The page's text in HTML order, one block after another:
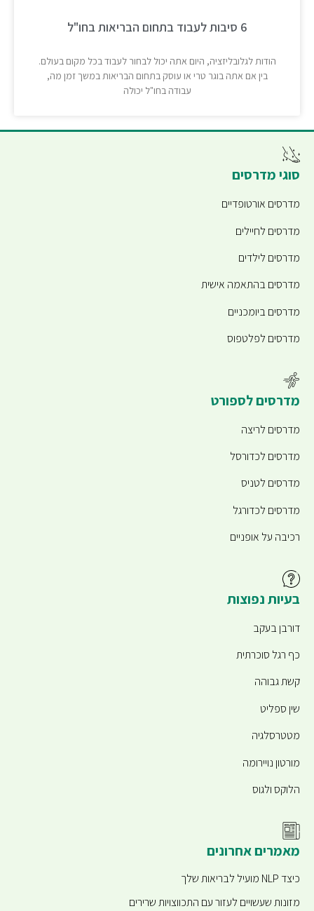
6 סיבות לעבוד בתחום הבריאות בחו"ל
הודות לגלובליזציה, היום אתה יכול לבחור לעבוד בכל מקום בעולם.
בין אם אתה בוגר טרי או עוסק בתחום הבריאות במשך זמן מה,
עבודה בחו"ל יכולה
סוגי מדרסים
מדרסים אורטופדיים
מדרסים לחיילים
מדרסים לילדים
מדרסים בהתאמה אישית
מדרסים ביומכניים
מדרסים לפלטפוס
מדרסים לספורט
מדרסים לריצה
מדרסים לכדורסל
מדרסים לטניס
מדרסים לכדורגל
רכיבה על אופניים
בעיות נפוצות
דורבן בעקב
כף רגל סוכרתית
קשת גבוהה
שין ספליט
מטטרסלגיה
מורטון נויירומה
הלוקס ולגוס
מאמרים אחרונים
כיצד NLP מועיל לבריאות שלך
מזונות שעשויים לעזור עם התכווצויות שרירים